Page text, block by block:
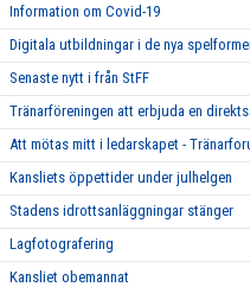
Information om Covid-19
Digitala utbildningar i de nya
Senaste nytt i från StFF
Tränarföreningen att erbjuda en
Att mötas mitt i ledarskapet -
Kansliets öppettider under julhelgen
Stadens idrottsanläggningar stänger
Lagfotografering
Kansliet obemannat